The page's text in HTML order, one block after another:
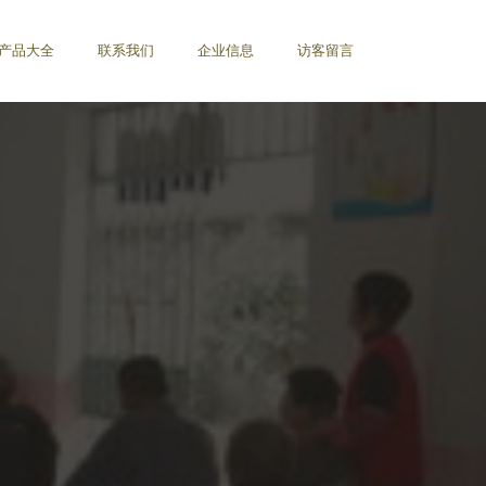
品大全 联系我们 企业信息 访客留言